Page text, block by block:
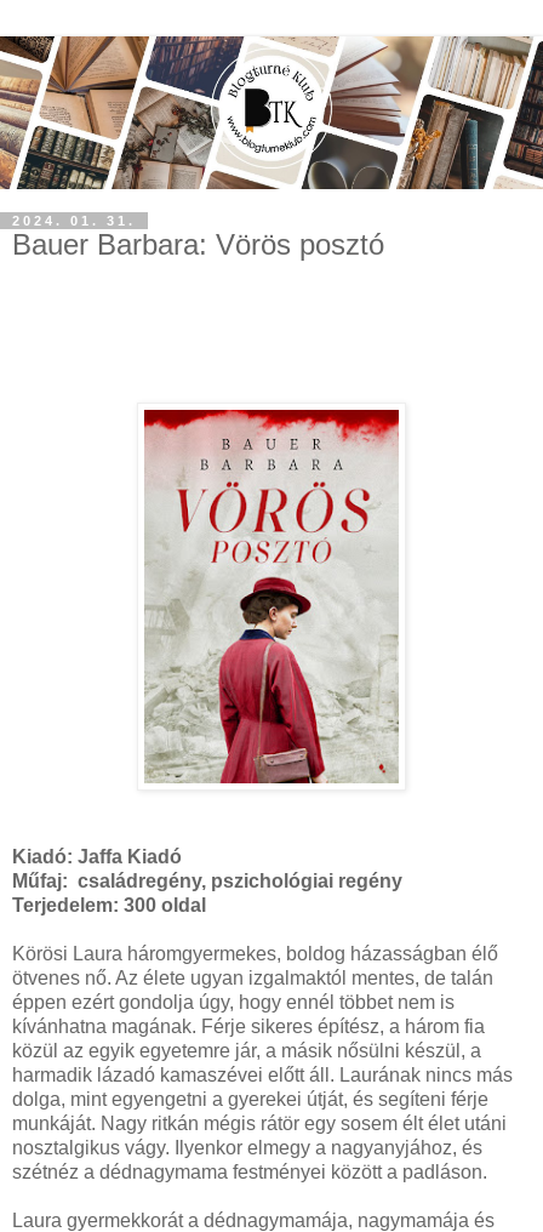
2024. 01. 31.
Bauer Barbara: Vörös posztó
Kiadó: Jaffa Kiadó
Műfaj: családregény, pszichológiai regény
Terjedelem: 300 oldal
Körösi Laura háromgyermekes, boldog házasságban élő
ötvenes nő. Az élete ugyan izgalmaktól mentes, de talán
éppen ezért gondolja úgy, hogy ennél többet nem is
kívánhatna magának. Férje sikeres építész, a három fia
közül az egyik egyetemre jár, a másik nősülni készül, a
harmadik lázadó kamaszévei előtt áll. Laurának nincs más
dolga, mint egyengetni a gyerekei útját, és segíteni férje
munkáját. Nagy ritkán mégis rátör egy sosem élt élet utáni
nosztalgikus vágy. Ilyenkor elmegy a nagyanyjához, és
szétnéz a dédnagymama festményei között a padláson.
Laura gyermekkorát a dédnagymamája, nagymamája és